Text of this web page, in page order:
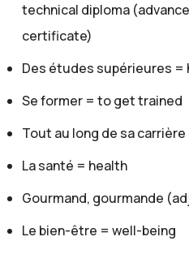
ça?
c'est un brevet de
deux années d'études qui
baccalauréat.
Gaelle:
Très bien. Donc pour
technical diploma
certificate)
Des études supérieures =
Se former = to get trained
Tout au long de sa
La santé = health
Gourmand, gourmande
Le bien-être = well-being